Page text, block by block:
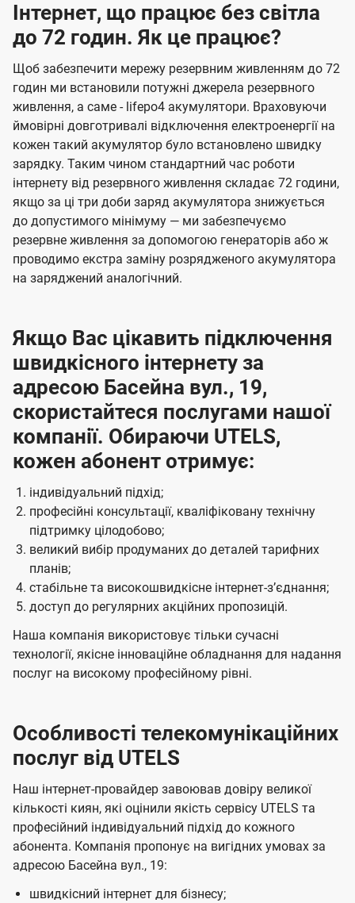
Інтернет, що працює без світла
до 72 годин. Як це працює?
Щоб забезпечити мережу резервним живленням до 72
годин ми встановили потужні джерела резервного
живлення, а саме - lifepo4 акумулятори. Враховуючи
ймовірні довготривалі відключення електроенергії на
кожен такий акумулятор було встановлено швидку
зарядку. Таким чином стандартний час роботи
інтернету від резервного живлення складає 72 години,
якщо за ці три доби заряд акумулятора знижується
до допустимого мінімуму — ми забезпечуємо
резервне живлення за допомогою генераторів або ж
проводимо екстра заміну розрядженого акумулятора
на заряджений аналогічний.
Якщо Вас цікавить підключення
швидкісного інтернету за
адресою Басейна вул., 19,
скористайтеся послугами нашої
компанії. Обираючи UTELS,
кожен абонент отримує:
індивідуальний підхід;
професійні консультації, кваліфіковану технічну
підтримку цілодобово;
великий вибір продуманих до деталей тарифних
планів;
стабільне та високошвидкісне інтернет-зʼєднання;
доступ до регулярних акційних пропозицій.
Наша компанія використовує тільки сучасні
технології, якісне інноваційне обладнання для надання
послуг на високому професійному рівні.
Особливості телекомунікаційних
послуг від UTELS
Наш інтернет-провайдер завоював довіру великої
кількості киян, які оцінили якість сервісу UTELS та
професійний індивідуальний підхід до кожного
абонента. Компанія пропонує на вигідних умовах за
адресою Басейна вул., 19:
швидкісний інтернет для бізнесу;